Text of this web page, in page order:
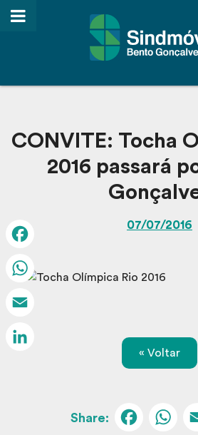
CONVITE: Tocha
2016 passará
07/07/2016
« Voltar
Facebook
Email